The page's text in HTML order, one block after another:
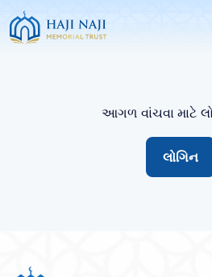
આગળ વાંચવા માટે
લોગિન